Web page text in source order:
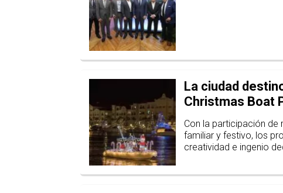
La ciudad
Christmas Boat
Con la participación de
familiar y festivo, los
creatividad e ingenio